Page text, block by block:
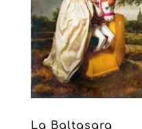
La Baltasara